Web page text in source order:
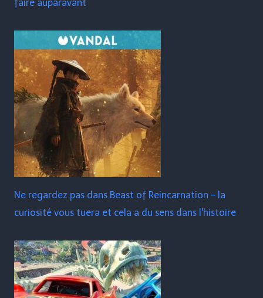
faire auparavant
Ne regardez pas dans Beast of Reincarnation – la
curiosité vous tuera et cela a du sens dans l'histoire